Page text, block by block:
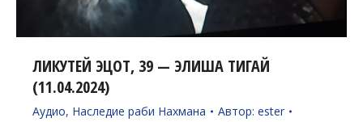
ЛИКУТЕЙ ЭЦОТ, 39 — ЭЛИША ТИГАЙ
(11.04.2024)
Аудио, Наследие раби Нахмана Автор: ester